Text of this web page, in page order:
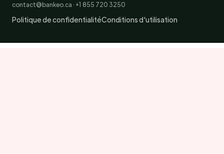
contact@bankeo.ca · +1 855 720 3250
Politique de confidentialitéConditions d'utilisation